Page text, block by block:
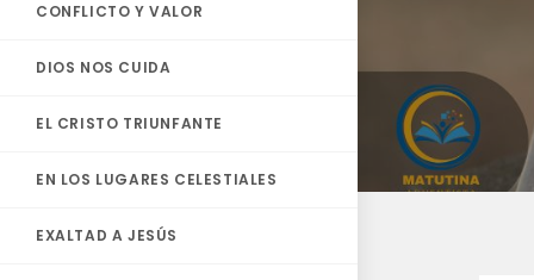
CONFLICTO Y VALOR
DIOS NOS CUIDA
EL CRISTO TRIUNFANTE
EN LOS LUGARES CELESTIALES
EXALTAD A JESÚS